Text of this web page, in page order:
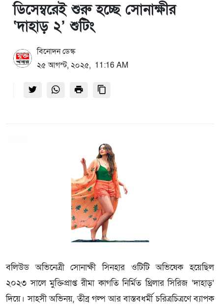
ডিসেম্বরেই শুরু হচ্ছে সোনাক্ষীর
‘দাহাড় ২’ শুটিং
বিনোদন ডেস্ক
২৫ আগস্ট, ২০২৫, 11:16 AM
বলিউড অভিনেত্রী সোনাক্ষী সিনহার ওটিটি অভিষেক হয়েছিল
২০২৩ সালে মুক্তিপ্রাপ্ত রীমা কাগতি নির্মিত থ্রিলার সিরিজ ‘দাহাড়’
দিয়ে। সাহসী অভিনয়, তীব্র গল্প আর বাস্তবধর্মী চরিত্রচিত্রণে ব্যাপক